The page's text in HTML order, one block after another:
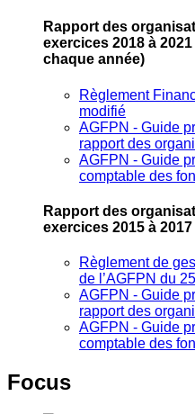
Rapport des
exercices 2018 à 2021
chaque année)
Règlement
modifié
AGFPN ‐ Guide
rapport des
AGFPN ‐ Guide
comptable des
Rapport des
exercices 2015 à 2017
Règlement de
de l’AGFPN du
AGFPN ‐ Guide
rapport des
AGFPN ‐ Guide
comptable des
Focus